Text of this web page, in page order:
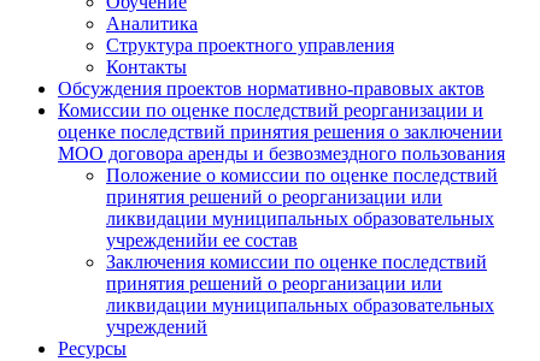
Аналитика
Структура проектного управления
Контакты
Обсуждения проектов нормативно-правовых актов
Комиссии по оценке последствий реорганизации и
оценке последствий принятия решения о заключении
МОО договора аренды и безвозмездного пользования
Положение о комиссии по оценке последствий
принятия решений о реорганизации или
ликвидации муниципальных образовательных
учрежденийи ее состав
Заключения комиссии по оценке последствий
принятия решений о реорганизации или
ликвидации муниципальных образовательных
учреждений
Ресурсы